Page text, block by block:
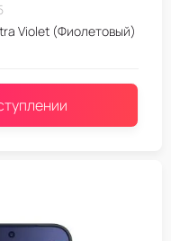
Violet (Фиолетовый)